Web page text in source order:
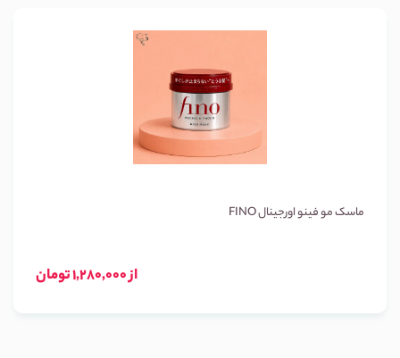
ماسک مو فینو اورجینال FINO
از 1,280,000 تومان